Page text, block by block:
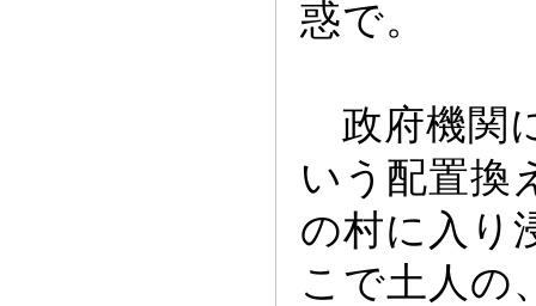
惑で。
政府機関
いう配置換
の村に入り
こで土人の